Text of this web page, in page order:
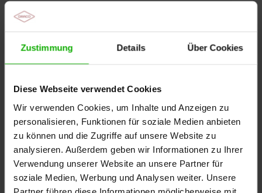
Zustimmung Details Über Cookies
Diese Webseite verwendet Cookies
Wir verwenden Cookies, um Inhalte und Anzeigen zu
personalisieren, Funktionen für soziale Medien anbieten
zu können und die Zugriffe auf unsere Website zu
analysieren. Außerdem geben wir Informationen zu Ihrer
Verwendung unserer Website an unsere Partner für
soziale Medien, Werbung und Analysen weiter. Unsere
Auch interessant
Videoreihe: Antimikrobielle Wundversorgung
Einführung in die Welt der Mikroorganismen, Teil
Aufgezeichnetes Online-Seminar: Mikrobiologie –
Mikroorganismen und Wundinfektionen, Teil 2/3
Aufgezeichnetes Online-Seminar: Mikrobiologie –
Mikrobiologische Untersuchung zur